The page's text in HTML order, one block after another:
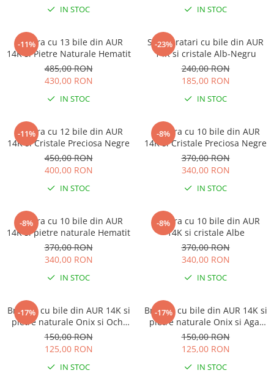
IN STOC IN STOC
-11%
Bratara cu 13 bile din AUR
14K si Pietre Naturale Hematit
485,00 RON
430,00 RON
IN STOC
-23%
Set 2 bratari cu bile din AUR
14K si cristale Alb-Negru
240,00 RON
185,00 RON
IN STOC
-11%
Bratara cu 12 bile din AUR
14K si Cristale Preciosa Negre
450,00 RON
400,00 RON
IN STOC
-8%
Bratara cu 10 bile din AUR
14K si Cristale Preciosa Negre
370,00 RON
340,00 RON
IN STOC
-8%
Bratara cu 10 bile din AUR
14K si pietre naturale Hematit
370,00 RON
340,00 RON
IN STOC
-8%
Bratara cu 10 bile din AUR
14K si cristale Albe
370,00 RON
340,00 RON
IN STOC
-17%
Bratara cu bile din AUR 14K si
pietre naturale Onix si Ochi
de Tigru
150,00 RON
125,00 RON
IN STOC
-17%
Bratara cu bile din AUR 14K si
pietre naturale Onix si Agat
Indian
150,00 RON
125,00 RON
IN STOC